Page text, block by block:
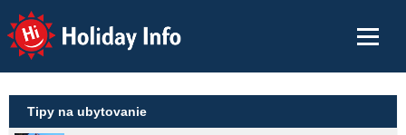
Holiday Info
Tipy na ubytovanie